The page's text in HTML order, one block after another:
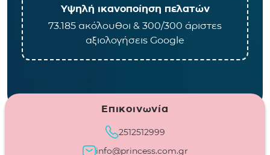
Υψηλή ικανοποίηση πελατών
73.185 ακόλουθοι & 300/300 άριστες
αξιολογήσεις Google
Επικοινωνία
2512512999
info@princess.com.gr